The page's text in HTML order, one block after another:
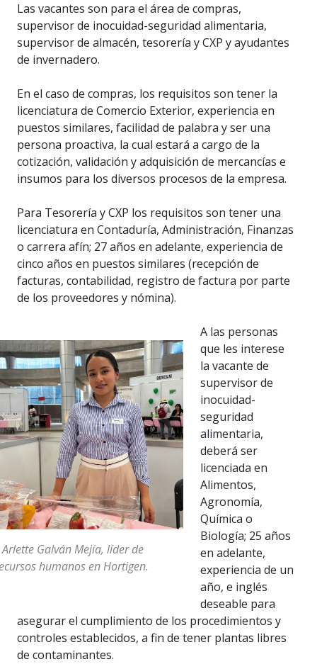
Las vacantes son para el área de compras,
supervisor de inocuidad-seguridad alimentaria,
supervisor de almacén, tesorería y CXP y ayudantes
de invernadero.
En el caso de compras, los requisitos son tener la
licenciatura de Comercio Exterior, experiencia en
puestos similares, facilidad de palabra y ser una
persona proactiva, la cual estará a cargo de la
cotización, validación y adquisición de mercancías e
insumos para los diversos procesos de la empresa.
Para Tesorería y CXP los requisitos son tener una
licenciatura en Contaduría, Administración, Finanzas
o carrera afín; 27 años en adelante, experiencia de
cinco años en puestos similares (recepción de
facturas, contabilidad, registro de factura por parte
de los proveedores y nómina).
Arlette Galván Mejía, líder de
humanos en Hortigen.
A las personas
que les interese
la vacante de
supervisor de
inocuidad-
seguridad
alimentaria,
deberá ser
licenciada en
Alimentos,
Agronomía,
Química o
Biología; 25 años
en adelante,
experiencia de un
año, e inglés
deseable para
asegurar el cumplimiento de los procedimientos y
controles establecidos, a fin de tener plantas libres
de contaminantes.